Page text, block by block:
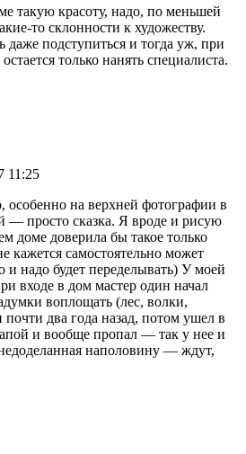
такую красоту, надо, по меньшей
то склонности к художеству.
подступиться и тогда уж, при
только нанять специалиста.
11:25
особенно на верхней фотографии в
— просто сказка. Я вроде и рисую
доме доверила бы такое только
кажется самостоятельно может
и надо будет переделывать) У моей
входе в дом мастер один начал
воплощать (лес, волки,
почти два года назад, потом ушел в
и вообще пропал — так у нее и
недоделанная наполовину — ждут,